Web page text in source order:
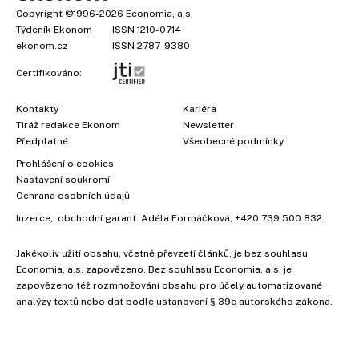
Copyright ©1996-2026 Economia, a.s.
Týdeník Ekonom
ISSN 1210-0714
ekonom.cz
ISSN 2787-9380
Certifikováno:
Kontakty
Tiráž redakce Ekonom
Předplatné
Kariéra
Newsletter
Všeobecné podmínky
Prohlášení o cookies
Nastavení soukromí
Ochrana osobních údajů
Inzerce, obchodní garant: Adéla Formáčková, +420 739 500 832
Jakékoliv užití obsahu, včetně převzetí článků, je bez souhlasu
Economia, a.s. zapovězeno. Bez souhlasu Economia, a.s. je
zapovězeno též rozmnožování obsahu pro účely automatizované
analýzy textů nebo dat podle ustanovení § 39c autorského zákona.